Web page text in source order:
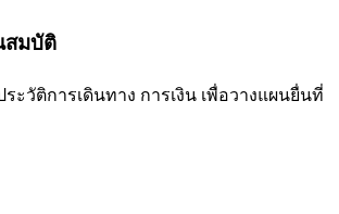
สมบัติ
ระวัติการเดินทาง การเงิน เพื่อวางแผนยื่นที่